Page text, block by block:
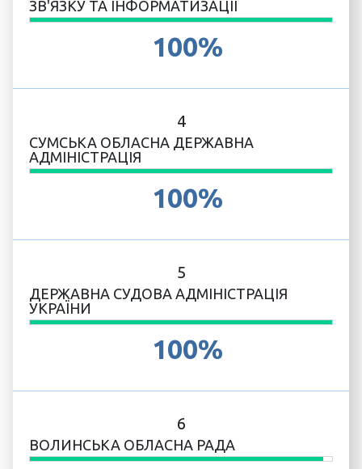
ЗВ'ЯЗКУ ТА ІНФОРМАТИЗАЦІЇ
100%
4
СУМСЬКА ОБЛАСНА ДЕРЖАВНА
АДМІНІСТРАЦІЯ
100%
5
ДЕРЖАВНА СУДОВА АДМІНІСТРАЦІЯ
УКРАЇНИ
100%
6
ВОЛИНСЬКА ОБЛАСНА РАДА